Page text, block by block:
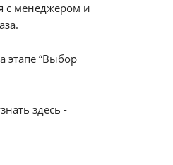
с менеджером и
этапе “Выбор
здесь -